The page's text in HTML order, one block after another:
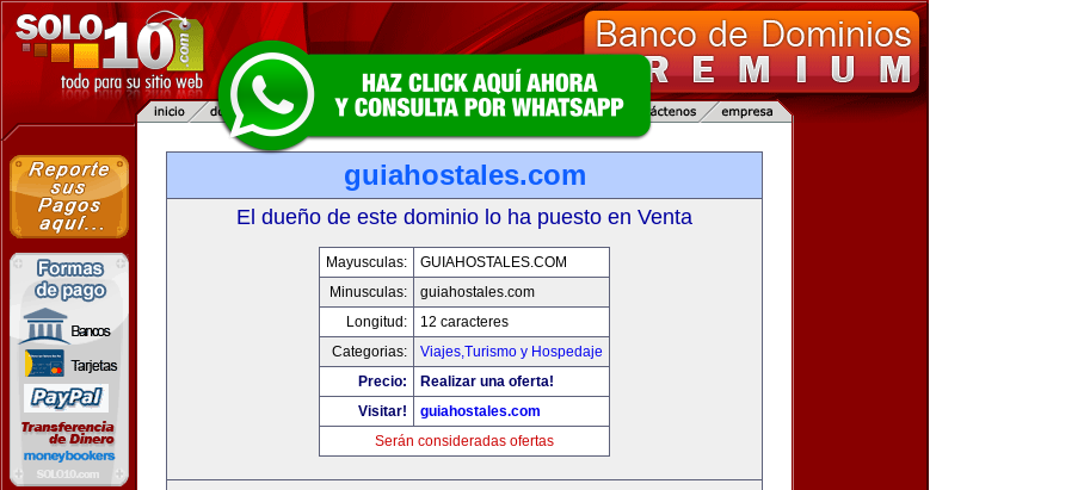
guiahostales.com
El dueño de este dominio lo ha puesto en Venta
Mayusculas:
GUIAHOSTALES.COM
Minusculas:
guiahostales.com
Longitud:
12 caracteres
Categorias:
Viajes,Turismo y Hospedaje
Precio:
Realizar una oferta!
Visitar!
guiahostales.com
Serán consideradas ofertas